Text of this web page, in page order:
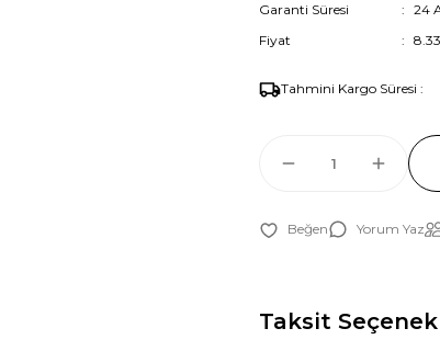
Garanti Süresi
24
Fiyat
Tahmini Kargo Süresi :
Yorum Yaz
Taksit